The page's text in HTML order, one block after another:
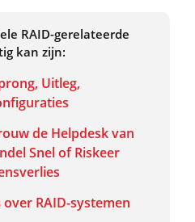
RAID-gerelateerde
kan zijn:
Uitleg,
de Helpdesk van
Snel of Riskeer
over RAID-systemen